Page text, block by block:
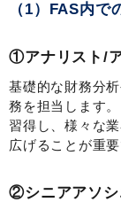
（1）FAS内で
①アナリスト/
基礎的な財務分
務を担当します
習得し、様々な
広げることが重要
②シニアアソシ